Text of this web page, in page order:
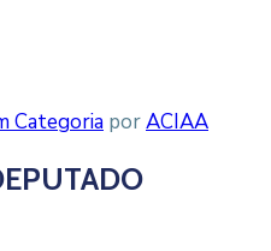
Categoria porACIAA